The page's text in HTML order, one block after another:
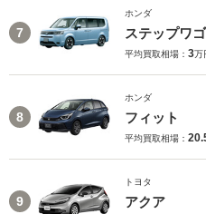
7
ホンダ
ステップワ
平均買取相場： 3万
8
ホンダ
フィット
平均買取相場：
9
トヨタ
アクア